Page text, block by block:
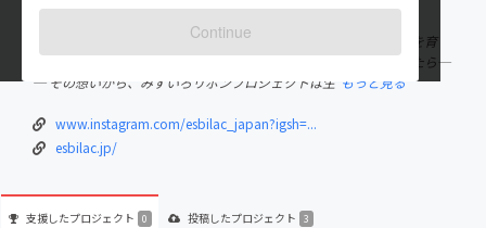
Continue
出身国：日本 出身地：未設定
エスビラックジャパンです。 ミルクは、いぬねこたちにとって命を育
む、とても大切な存在です。 そんな「ミルク」で社会貢献ができたら─
─ その想いから、みずいろリボンプロジェクトは生 もっと見る
www.instagram.com/esbilac_japan?igsh=...
esbilac.jp/
支援したプロジェクト 0 投稿したプロジェクト 3